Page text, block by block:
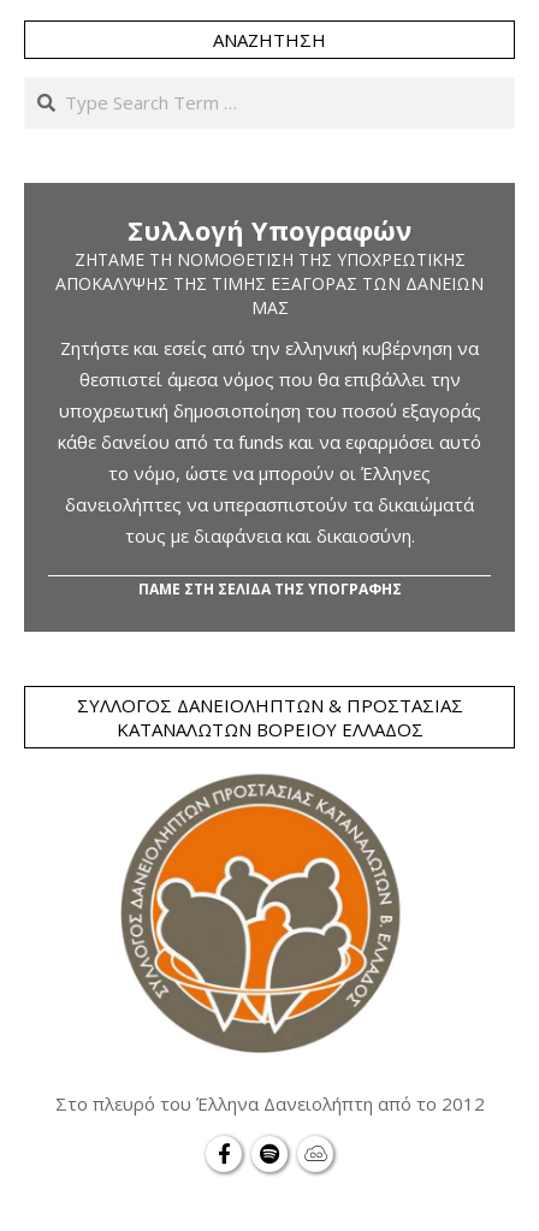
ΑΝΑΖΉΤΗΣΗ
Search
Συλλογή Υπογραφών
ΖΗΤΆΜΕ ΤΗ ΝΟΜΟΘΈΤΙΣΗ ΤΗΣ ΥΠΟΧΡΕΩΤΙΚΉΣ
ΑΠΟΚΆΛΥΨΗΣ ΤΗΣ ΤΙΜΉΣ ΕΞΑΓΟΡΆΣ ΤΩΝ ΔΑΝΕΊΩΝ
ΜΑΣ
Ζητήστε και εσείς από την ελληνική κυβέρνηση να
θεσπιστεί άμεσα νόμος που θα επιβάλλει την
υποχρεωτική δημοσιοποίηση του ποσού εξαγοράς
κάθε δανείου από τα funds και να εφαρμόσει αυτό
το νόμο, ώστε να μπορούν οι Έλληνες
δανειολήπτες να υπερασπιστούν τα δικαιώματά
τους με διαφάνεια και δικαιοσύνη.
ΠΑΜΕ ΣΤΗ ΣΕΛΙΔΑ ΤΗΣ ΥΠΟΓΡΑΦΗΣ
ΣΎΛΛΟΓΟΣ ΔΑΝΕΙΟΛΗΠΤΏΝ & ΠΡΟΣΤΑΣΊΑΣ
ΚΑΤΑΝΑΛΩΤΏΝ ΒΟΡΕΊΟΥ ΕΛΛΆΔΟΣ
Στο πλευρό του Έλληνα Δανειολήπτη από το 2012